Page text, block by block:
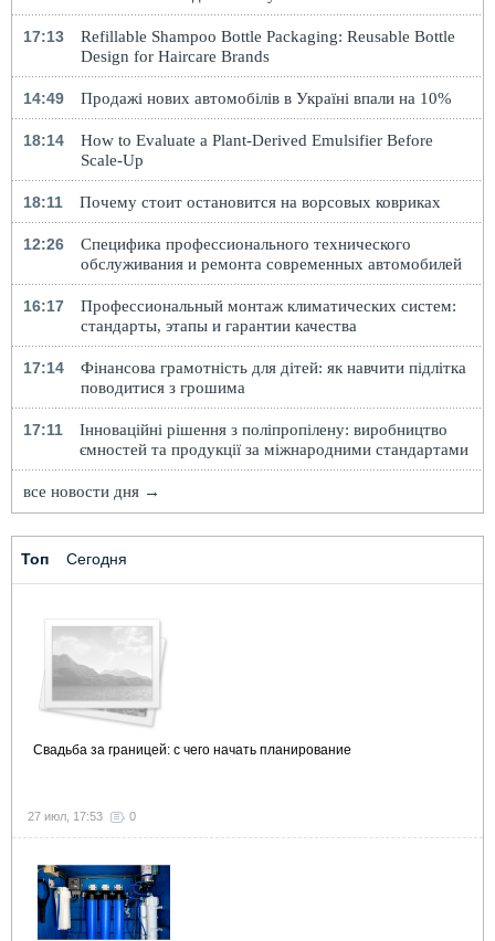
17:13
Refillable Shampoo Bottle Packaging: Reusable Bottle
Design for Haircare Brands
14:49 Продажі нових автомобілів в Україні впали на 10%
18:14
How to Evaluate a Plant-Derived Emulsifier Before
Scale-Up
18:11 Почему стоит остановится на ворсовых ковриках
12:26
Специфика профессионального технического
обслуживания и ремонта современных автомобилей
16:17
Профессиональный монтаж климатических систем:
стандарты, этапы и гарантии качества
17:14
Фінансова грамотність для дітей: як навчити підлітка
поводитися з грошима
17:11
Інноваційні рішення з поліпропілену: виробництво
ємностей та продукції за міжнародними стандартами
все новости дня →
Топ Сегодня
Свадьба за границей: с чего начать планирование
27 июл, 17:53 0